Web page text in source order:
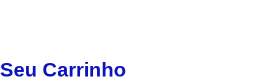
Seu Carrinho